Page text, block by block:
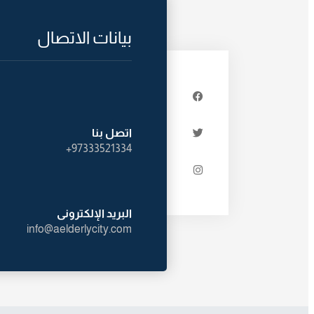
بيانات الاتصال
اتصل بنا
97333521334+
البريد الإلكترونى
info@aelderlycity.com